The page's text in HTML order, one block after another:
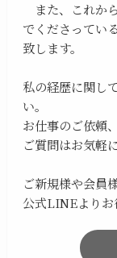
また、これか
でくださってい
致します。
私の経歴に関し
い。
お仕事のご依頼
ご質問はお気軽
ご新規様や会員
公式LINEよりお